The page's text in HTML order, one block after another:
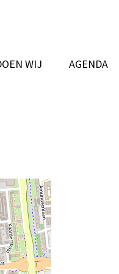
WIJ AGENDA